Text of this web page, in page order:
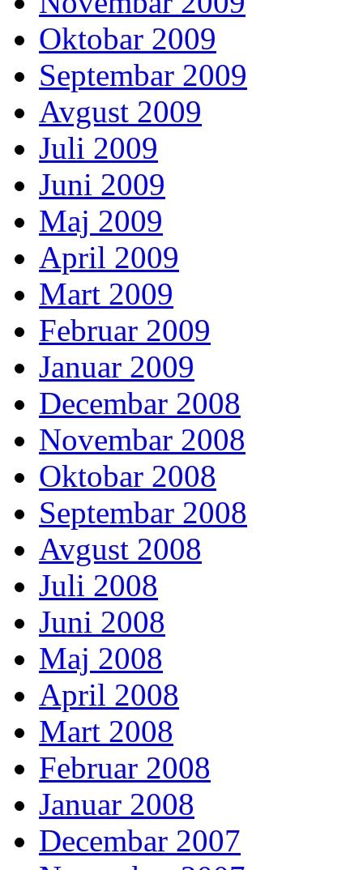
Oktobar 2009
Septembar 2009
Avgust 2009
Juli 2009
Juni 2009
Maj 2009
April 2009
Mart 2009
Februar 2009
Januar 2009
Decembar 2008
Novembar 2008
Oktobar 2008
Septembar 2008
Avgust 2008
Juli 2008
Juni 2008
Maj 2008
April 2008
Mart 2008
Februar 2008
Januar 2008
Decembar 2007